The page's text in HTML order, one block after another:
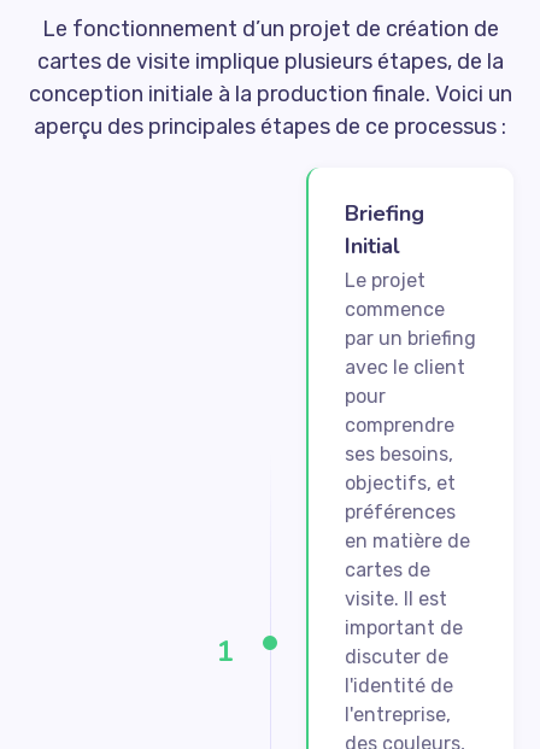
Le fonctionnement d’un projet de création de
cartes de visite implique plusieurs étapes, de la
conception initiale à la production finale. Voici un
aperçu des principales étapes de ce processus :
1
Briefing
Initial
Le projet
commence
par un briefing
avec le client
pour
comprendre
ses besoins,
objectifs, et
préférences
en matière de
cartes de
visite. Il est
important de
discuter de
l'identité de
l'entreprise,
des couleurs,